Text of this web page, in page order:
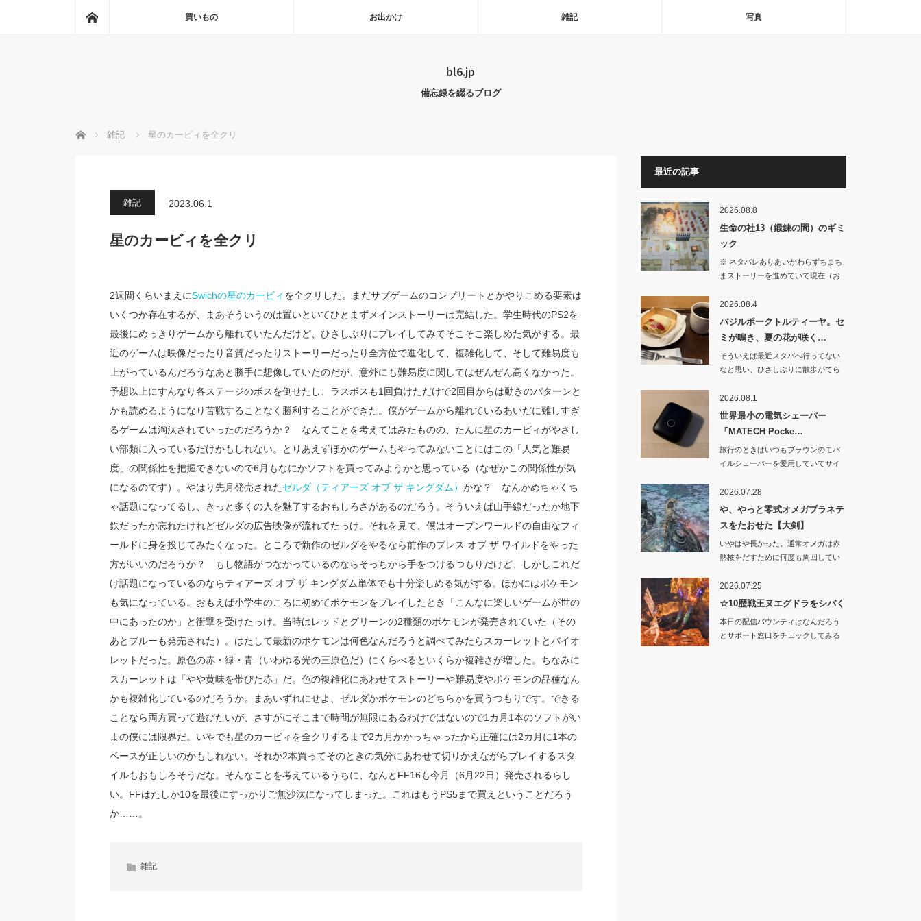
買いもの お出かけ 雑記 写真
bl6.jp
備忘録を綴るブログ
ホーム 雑記 星のカービィを全クリ
雑記 2023.06.1
星のカービィを全クリ
2週間くらいまえにSwichの星のカービィ を全クリした。まだサブゲームのコンプリートとかやりこめる要素は
いくつか存在するが、まあそういうのは置いといてひとまずメインストーリーは完結した。学生時代のPS2を
最後にめっきりゲームから離れていたんだけど、ひさしぶりにプレイしてみてそこそこ楽しめた気がする。最
近のゲームは映像だったり音質だったりストーリーだったり全方位で進化して、複雑化して、そして難易度も
上がっているんだろうなあと勝手に想像していたのだが、意外にも難易度に関してはぜんぜん高くなかった。
予想以上にすんなり各ステージのボスを倒せたし、ラスボスも1回負けただけで2回目からは動きのパターンと
かも読めるようになり苦戦することなく勝利することができた。僕がゲームから離れているあいだに難しすぎ
るゲームは淘汰されていったのだろうか？ なんてことを考えてはみたものの、たんに星のカービィがやさし
い部類に入っているだけかもしれない。とりあえずほかのゲームもやってみないことにはこの「人気と難易
度」の関係性を把握できないので6月もなにかソフトを買ってみようかと思っている（なぜかこの関係性が気
になるのです）。やはり先月発売されたゼルダ（ティアーズ オブ ザ キングダム） かな？ なんかめちゃくち
ゃ話題になってるし、きっと多くの人を魅了するおもしろさがあるのだろう。そういえば山手線だったか地下
鉄だったか忘れたけれどゼルダの広告映像が流れてたっけ。それを見て、僕はオープンワールドの自由なフィ
ールドに身を投じてみたくなった。ところで新作のゼルダをやるなら前作のブレス オブ ザ ワイルドをやった
方がいいのだろうか？ もし物語がつながっているのならそっちから手をつけるつもりだけど、しかしこれだ
け話題になっているのならティアーズ オブ ザ キングダム単体でも十分楽しめる気がする。ほかにはポケモン
も気になっている。おもえば小学生のころに初めてポケモンをプレイしたとき「こんなに楽しいゲームが世の
中にあったのか」と衝撃を受けたっけ。当時はレッドとグリーンの2種類のポケモンが発売されていた（その
あとブルーも発売された）。はたして最新のポケモンは何色なんだろうと調べてみたらスカーレットとバイオ
レットだった。原色の赤・緑・青（いわゆる光の三原色だ）にくらべるといくらか複雑さが増した。ちなみに
スカーレットは「やや黄味を帯びた赤」だ。色の複雑化にあわせてストーリーや難易度やポケモンの品種なん
かも複雑化しているのだろうか。まあいずれにせよ、ゼルダかポケモンのどちらかを買うつもりです。できる
ことなら両方買って遊びたいが、さすがにそこまで時間が無限にあるわけではないので1カ月1本のソフトがい
まの僕には限界だ。いやでも星のカービィを全クリするまで2カ月かかっちゃったから正確には2カ月に1本の
ペースが正しいのかもしれない。それか2本買ってそのときの気分にあわせて切りかえながらプレイするスタ
イルもおもしろそうだな。そんなことを考えているうちに、なんとFF16も今月（6月22日）発売されるらし
い。FFはたしか10を最後にすっかりご無沙汰になってしまった。これはもうPS5まで買えということだろう
か……。
雑記
最近の記事
2026.08.8
生命の社13（鍛錬の間）のギミ
ック
※ ネタバレありあいかわらずちまち
まストーリーを進めていて現在（お
2026.08.4
バジルポークトルティーヤ。セ
ミが鳴き、夏の花が咲く…
そういえば最近スタバへ行ってない
なと思い、ひさしぶりに散歩がてら
2026.08.1
世界最小の電気シェーバー
「MATECH Pocke…
旅行のときはいつもブラウンのモバ
イルシェーバーを愛用していてサイ
2026.07.28
や、やっと零式オメガプラネテ
スをたおせた【大剣】
いやはや長かった。通常オメガは赤
熱核をだすために何度も周回してい
2026.07.25
☆10歴戦王ヌエグドラをシバく
本日の配信バウンティはなんだろう
とサポート窓口をチェックしてみる